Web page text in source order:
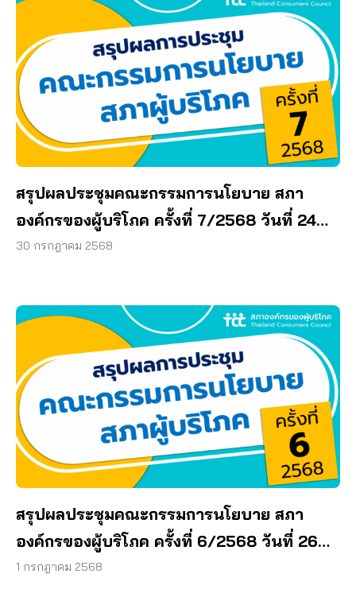
สรุปผลประชุมคณะกรรมการนโยบาย สภา
องค์กรของผู้บริโภค ครั้งที่ 7/2568 วันที่ 24
กรกฎาคม 2568
30 กรกฎาคม 2568
สรุปผลประชุมคณะกรรมการนโยบาย สภา
องค์กรของผู้บริโภค ครั้งที่ 6/2568 วันที่ 26
มิถุนายน 2568
1 กรกฎาคม 2568